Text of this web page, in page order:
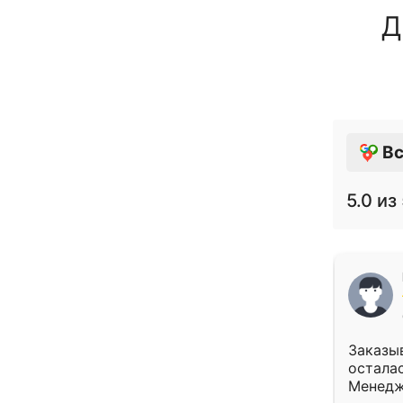
5.0 из